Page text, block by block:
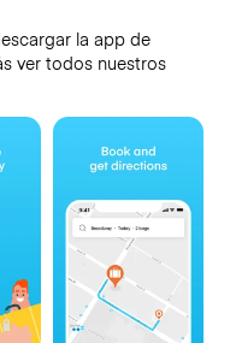
la app de
ver todos nuestros